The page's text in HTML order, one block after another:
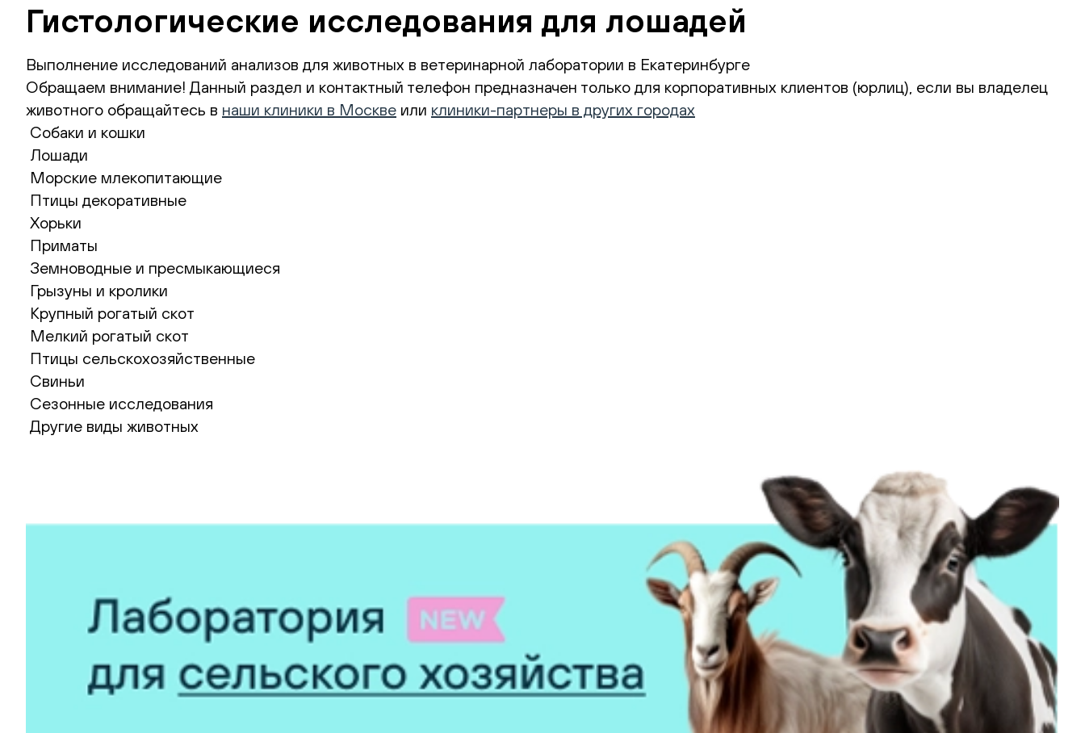
Гистологические исследования для лошадей
Выполнение исследований анализов для животных в ветеринарной лаборатории в Екатеринбурге
Обращаем внимание! Данный раздел и контактный телефон предназначен только для корпоративных клиентов (юрлиц), если вы владелец
животного обращайтесь в наши клиники в Москве или клиники-партнеры в других городах
Собаки и кошки
Лошади
Морские млекопитающие
Птицы декоративные
Хорьки
Приматы
Земноводные и пресмыкающиеся
Грызуны и кролики
Крупный рогатый скот
Мелкий рогатый скот
Птицы сельскохозяйственные
Свиньи
Сезонные исследования
Другие виды животных